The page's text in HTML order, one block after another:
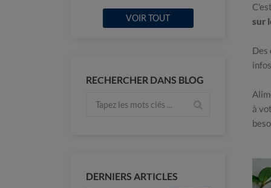
VOIR TOUT
RECHERCHER DANS BLOG
DERNIERS ARTICLES
sur
Des
à